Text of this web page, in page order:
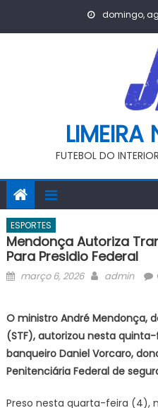
domingo,
LIMEIRA
FUTEBOL DO
ESPORTES
Mendonça Autoriza
Para Presidio Federal
Posted
março 6, 2026 Author
admin
O ministro André Mendonça,
(STF), autorizou nesta
banqueiro Daniel Vorcaro,
Penitenciária Federal de
Preso nesta quarta-feira (4),